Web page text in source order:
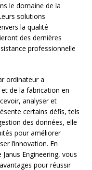
le domaine de la
solutions
la qualité
des dernières
professionnelle
ordinateur a
et de la fabrication en
analyser et
certains défis, tels
des données, elle
pour améliorer
l’innovation. En
Engineering, vous
pour réussir